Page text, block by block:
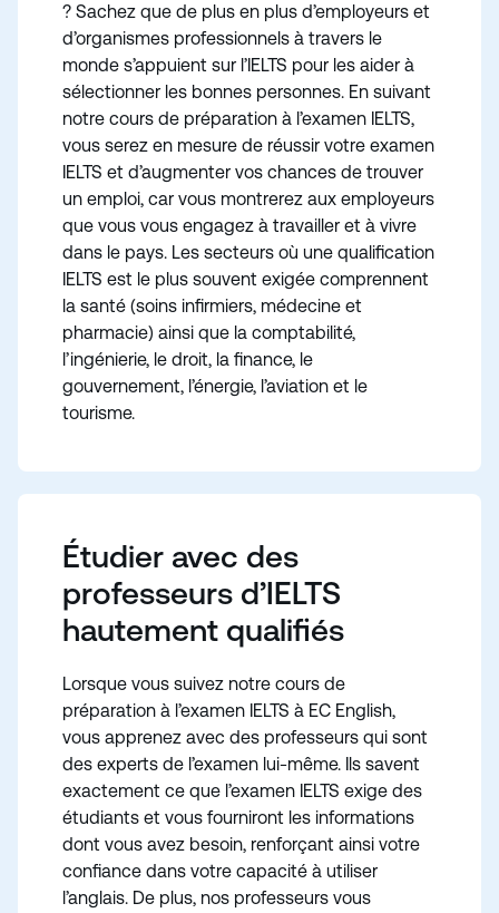
? Sachez que de plus en plus d’employeurs et
d’organismes professionnels à travers le
monde s’appuient sur l’IELTS pour les aider à
sélectionner les bonnes personnes. En suivant
notre cours de préparation à l’examen IELTS,
vous serez en mesure de réussir votre examen
IELTS et d’augmenter vos chances de trouver
un emploi, car vous montrerez aux employeurs
que vous vous engagez à travailler et à vivre
dans le pays. Les secteurs où une qualification
IELTS est le plus souvent exigée comprennent
la santé (soins infirmiers, médecine et
pharmacie) ainsi que la comptabilité,
l’ingénierie, le droit, la finance, le
gouvernement, l’énergie, l’aviation et le
tourisme.
Étudier avec des
professeurs d’IELTS
hautement qualifiés
Lorsque vous suivez notre cours de
préparation à l’examen IELTS à EC English,
vous apprenez avec des professeurs qui sont
des experts de l’examen lui-même. Ils savent
exactement ce que l’examen IELTS exige des
étudiants et vous fourniront les informations
dont vous avez besoin, renforçant ainsi votre
confiance dans votre capacité à utiliser
l’anglais. De plus, nos professeurs vous